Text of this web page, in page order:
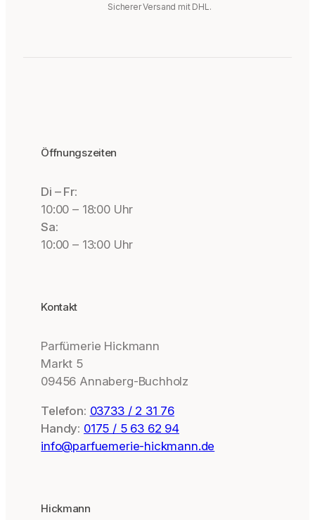
Sicherer Versand mit DHL.
Öffnungszeiten
Di – Fr:
10:00 – 18:00 Uhr
Sa:
10:00 – 13:00 Uhr
Kontakt
Parfümerie Hickmann
Markt 5
09456 Annaberg-Buchholz
Telefon: 03733 / 2 31 76
Handy: 0175 / 5 63 62 94
info@parfuemerie-hickmann.de
Hickmann